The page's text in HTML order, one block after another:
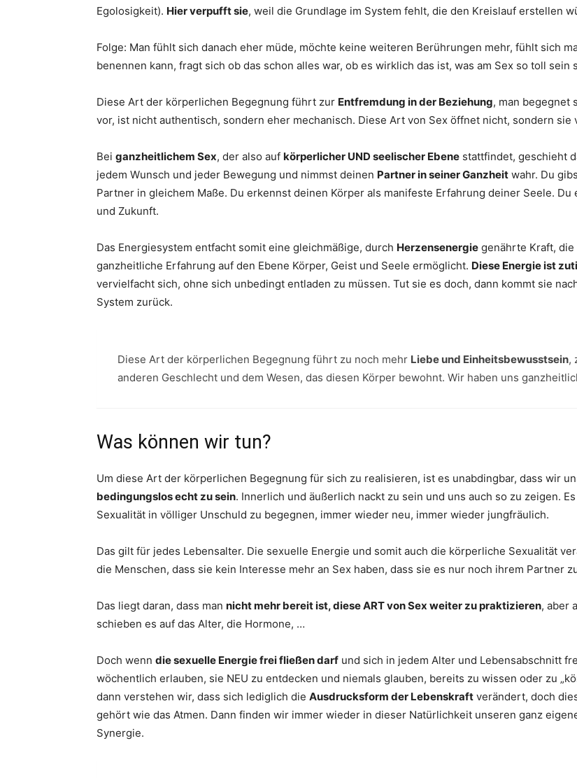
Egolosigkeit). Hier verpufft sie, weil die Grundlage im System fehlt, die den Kreislauf erstellen
Folge: Man fühlt sich danach eher müde, möchte keine weiteren Berührungen mehr, fühlt sich
benennen kann, fragt sich ob das schon alles war, ob es wirklich das ist, was am Sex so toll sein
Diese Art der körperlichen Begegnung führt zur Entfremdung in der Beziehung, man begegnet
vor, ist nicht authentisch, sondern eher mechanisch. Diese Art von Sex öffnet nicht, sondern sie
Bei ganzheitlichem Sex, der also auf körperlicher UND seelischer Ebene stattfindet, geschieht
jedem Wunsch und jeder Bewegung und nimmst deinen Partner in seiner Ganzheit wahr. Du
Partner in gleichem Maße. Du erkennst deinen Körper als manifeste Erfahrung deiner Seele.
und Zukunft.
Das Energiesystem entfacht somit eine gleichmäßige, durch Herzensenergie genährte Kraft,
ganzheitliche Erfahrung auf den Ebene Körper, Geist und Seele ermöglicht. Diese Energie ist
vervielfacht sich, ohne sich unbedingt entladen zu müssen. Tut sie es doch, dann kommt sie
System zurück.
Diese Art der körperlichen Begegnung führt zu noch mehr Liebe und Einheitsbewusstsein,
anderen Geschlecht und dem Wesen, das diesen Körper bewohnt. Wir haben uns
Was können wir tun?
Um diese Art der körperlichen Begegnung für sich zu realisieren, ist es unabdingbar, dass wir
bedingungslos echt zu sein. Innerlich und äußerlich nackt zu sein und uns auch so zu zeigen.
Sexualität in völliger Unschuld zu begegnen, immer wieder neu, immer wieder jungfräulich.
Das gilt für jedes Lebensalter. Die sexuelle Energie und somit auch die körperliche Sexualität
die Menschen, dass sie kein Interesse mehr an Sex haben, dass sie es nur noch ihrem Partner
Das liegt daran, dass man nicht mehr bereit ist, diese ART von Sex weiter zu praktizieren, aber
schieben es auf das Alter, die Hormone, …
Doch wenn die sexuelle Energie frei fließen darf und sich in jedem Alter und Lebensabschnitt
wöchentlich erlauben, sie NEU zu entdecken und niemals glauben, bereits zu wissen oder zu
dann verstehen wir, dass sich lediglich die Ausdrucksform der Lebenskraft verändert, doch
gehört wie das Atmen. Dann finden wir immer wieder in dieser Natürlichkeit unseren ganz
Synergie.